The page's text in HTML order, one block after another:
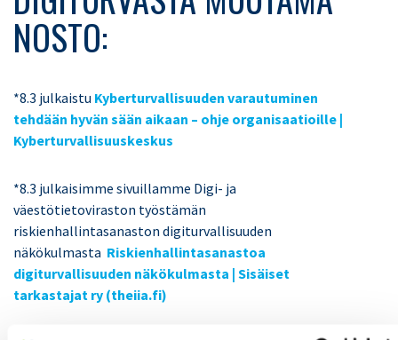
NOSTO:
*8.3 julkaistu Kyberturvallisuuden varautuminen
tehdään hyvän sään aikaan – ohje organisaatioille |
Kyberturvallisuuskeskus
*8.3 julkaisimme sivuillamme Digi- ja
väestötietoviraston työstämän
riskienhallintasanaston digiturvallisuuden
näkökulmasta Riskienhallintasanastoa
digiturvallisuuden näkökulmasta | Sisäiset
tarkastajat ry (theiia.fi)